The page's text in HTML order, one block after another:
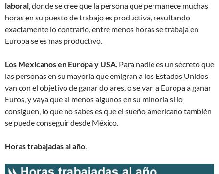
laboral, donde se cree que la persona que permanece muchas
horas en su puesto de trabajo es productiva, resultando
exactamente lo contrario, entre menos horas se trabaja en
Europa se es mas productivo.
Los Mexicanos en Europa y USA. Para nadie es un secreto que
las personas en su mayoría que emigran a los Estados Unidos
van con el objetivo de ganar dolares, o se van a Europa a ganar
Euros, y vaya que al menos algunos en su minoría si lo
consiguen, lo que no sabes es que el sueño americano también
se puede conseguir desde México.
Horas trabajadas al año.